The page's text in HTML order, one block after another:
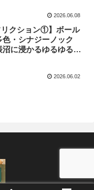
2026.06.08
リクション①】ボール
色・シナジーノック
沼に浸かるゆるゆる主
2026.06.02